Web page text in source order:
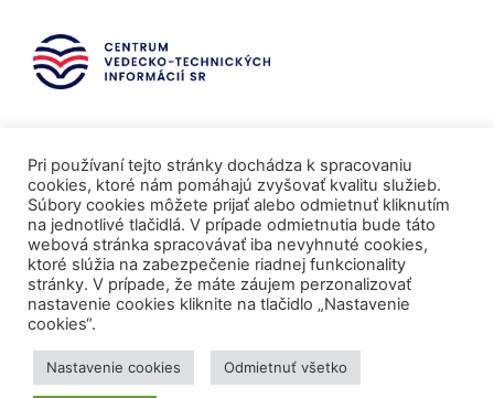
Mediálni partneri
Pri používaní tejto stránky dochádza k spracovaniu
cookies, ktoré nám pomáhajú zvyšovať kvalitu služieb.
Súbory cookies môžete prijať alebo odmietnuť kliknutím
na jednotlivé tlačidlá. V prípade odmietnutia bude táto
webová stránka spracovávať iba nevyhnuté cookies,
ktoré slúžia na zabezpečenie riadnej funkcionality
stránky. V prípade, že máte záujem perzonalizovať
nastavenie cookies kliknite na tlačidlo „Nastavenie
cookies“.
Nastavenie cookies Odmietnuť všetko